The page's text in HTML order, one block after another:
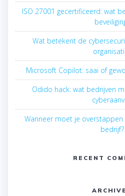
ISO 27001 gecertificeerd: wat
Wat betekent de
Microsoft Copilot: saai of
Odido hack: wat bedrijven
Wanneer moet je overstappen
bedrijf?
RECENT